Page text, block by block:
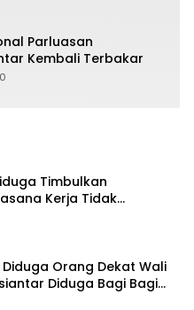
Parluasan
Kembali Terbakar
0
Timbulkan
Kerja Tidak
Diduga Orang Dekat Wali
Diduga Bagi Bagi